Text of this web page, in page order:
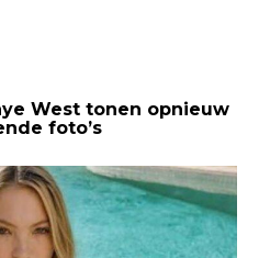
West tonen opnieuw
foto’s